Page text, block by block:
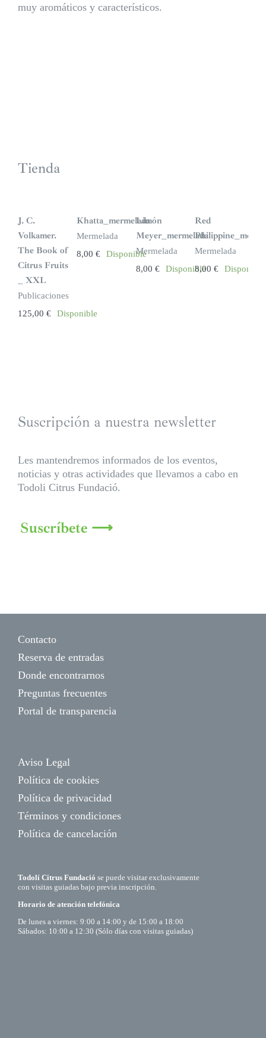
muy aromáticos y característicos.
Tienda
J. C.
Volkamer.
The Book of
Citrus Fruits
_ XXL
Publicaciones
125,00 € Disponible
Khatta_mermelada
Mermelada
8,00€ Disponible
Limón
Meyer_mermelada
Mermelada
8,00 € Disponible
Red
Mermelada
8,00€ Disponible
Suscripción a nuestra newsletter
Les mantendremos informados de los eventos,
noticias y otras actividades que llevamos a cabo en
Todoli Citrus Fundació.
Suscríbete ⟶
Contacto
Reserva de entradas
Donde encontrarnos
Preguntas frecuentes
Portal de transparencia
Aviso Legal
Política de cookies
Política de privacidad
Términos y condiciones
Política de cancelación
Todolí Citrus Fundació se puede visitar exclusivamente
con visitas guiadas bajo previa inscripción.
Horario de atención telefónica
De lunes a viernes: 9:00 a 14:00 y de 15:00 a 18:00
Sábados: 10:00 a 12:30 (Sólo días con visitas guiadas)